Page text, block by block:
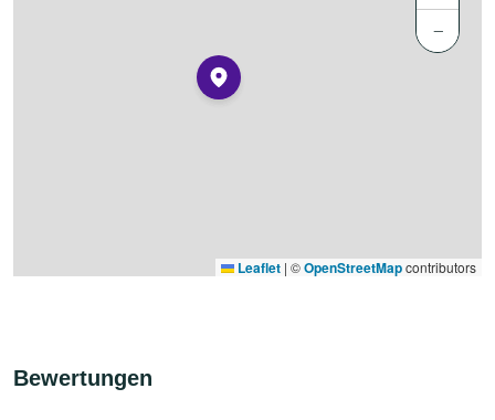
−
Leaflet | ©OpenStreetMapcontributors
Bewertungen